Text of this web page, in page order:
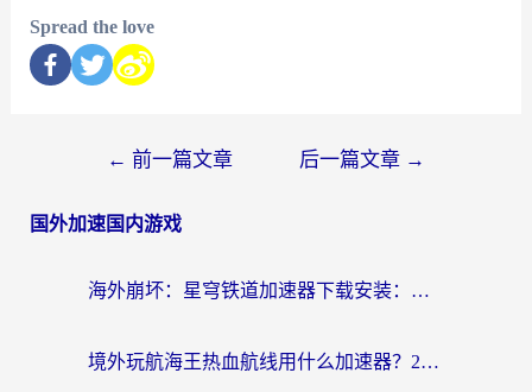
Spread the love
← 前一篇文章 后一篇文章 →
国外加速国内游戏
海外崩坏：星穹铁道加速器下载安装：一份给游子的终极网络指南
境外玩航海王热血航线用什么加速器？2026海外玩家实测最优方案（附欧洲问道堡垒前线加速技巧）